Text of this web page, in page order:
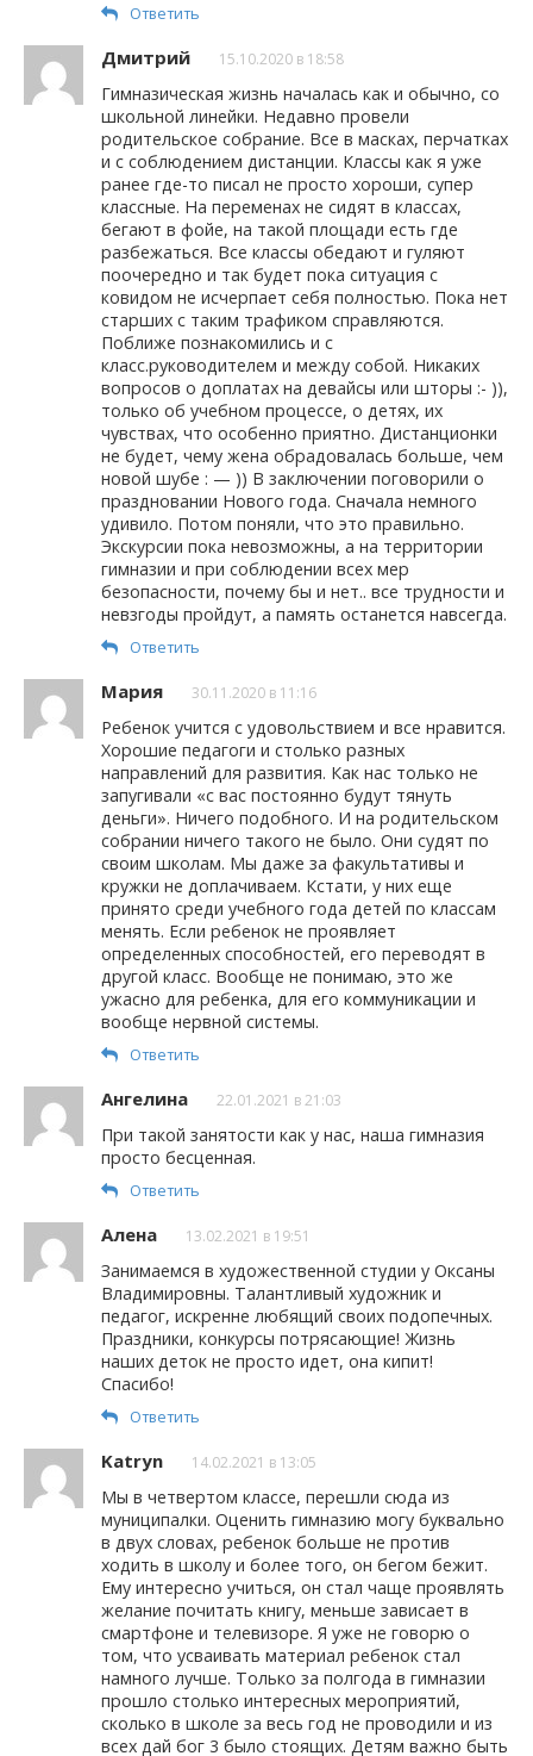
Ответить
Дмитрий 15.10.2020 в 18:58
Гимназическая жизнь началась как и обычно, со
школьной линейки. Недавно провели
родительское собрание. Все в масках, перчатках
и с соблюдением дистанции. Классы как я уже
ранее где-то писал не просто хороши, супер
классные. На переменах не сидят в классах,
бегают в фойе, на такой площади есть где
разбежаться. Все классы обедают и гуляют
поочередно и так будет пока ситуация с
ковидом не исчерпает себя полностью. Пока нет
старших с таким трафиком справляются.
Поближе познакомились и с
класс.руководителем и между собой. Никаких
вопросов о доплатах на девайсы или шторы :- )),
только об учебном процессе, о детях, их
чувствах, что особенно приятно. Дистанционки
не будет, чему жена обрадовалась больше, чем
новой шубе : — )) В заключении поговорили о
праздновании Нового года. Сначала немного
удивило. Потом поняли, что это правильно.
Экскурсии пока невозможны, а на территории
гимназии и при соблюдении всех мер
безопасности, почему бы и нет.. все трудности и
невзгоды пройдут, а память останется навсегда.
Ответить
Мария 30.11.2020 в 11:16
Ребенок учится с удовольствием и все нравится.
Хорошие педагоги и столько разных
направлений для развития. Как нас только не
запугивали «с вас постоянно будут тянуть
деньги». Ничего подобного. И на родительском
собрании ничего такого не было. Они судят по
своим школам. Мы даже за факультативы и
кружки не доплачиваем. Кстати, у них еще
принято среди учебного года детей по классам
менять. Если ребенок не проявляет
определенных способностей, его переводят в
другой класс. Вообще не понимаю, это же
ужасно для ребенка, для его коммуникации и
вообще нервной системы.
Ответить
Ангелина 22.01.2021 в 21:03
При такой занятости как у нас, наша гимназия
просто бесценная.
Ответить
Алена 13.02.2021 в 19:51
Занимаемся в художественной студии у Оксаны
Владимировны. Талантливый художник и
педагог, искренне любящий своих подопечных.
Праздники, конкурсы потрясающие! Жизнь
наших деток не просто идет, она кипит!
Спасибо!
Ответить
Katryn 14.02.2021 в 13:05
Мы в четвертом классе, перешли сюда из
муниципалки. Оценить гимназию могу буквально
в двух словах, ребенок больше не против
ходить в школу и более того, он бегом бежит.
Ему интересно учиться, он стал чаще проявлять
желание почитать книгу, меньше зависает в
смартфоне и телевизоре. Я уже не говорю о
том, что усваивать материал ребенок стал
намного лучше. Только за полгода в гимназии
прошло столько интересных мероприятий,
сколько в школе за весь год не проводили и из
всех дай бог 3 было стоящих. Детям важно быть